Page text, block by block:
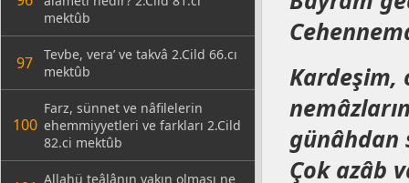
mektûb
97
Tevbe, vera’ ve takvâ 2.Cild 66.cı
mektûb
100
Farz, sünnet ve nâfilelerin
ehemmiyyetleri ve farkları 2.Cild
82.ci mektûb
Allahü teâlânın yakın olması ne
Kardeşim,
günâhdan
Çok azâb